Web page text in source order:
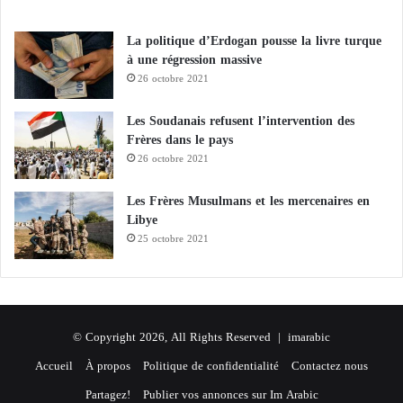
La politique d’Erdogan pousse la livre turque
à une régression massive
26 octobre 2021
Les Soudanais refusent l’intervention des
Frères dans le pays
26 octobre 2021
Les Frères Musulmans et les mercenaires en
Libye
25 octobre 2021
© Copyright 2026, All Rights Reserved | imarabic
Accueil À propos Politique de confidentialité Contactez nous
Partagez! Publier vos annonces sur Im Arabic